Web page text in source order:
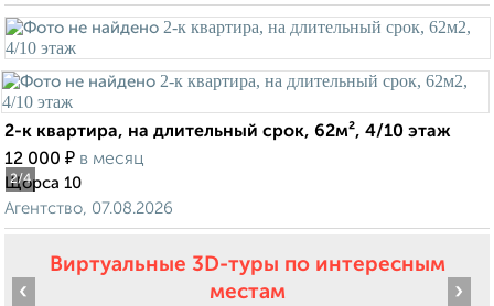
2/4
2-к квартира, на длительный срок, 62м², 4/10 этаж
12 000 ₽ в месяц
Щорса 10
Агентство, 07.08.2026
Виртуальные 3D-туры по интересным
местам
‹ ›